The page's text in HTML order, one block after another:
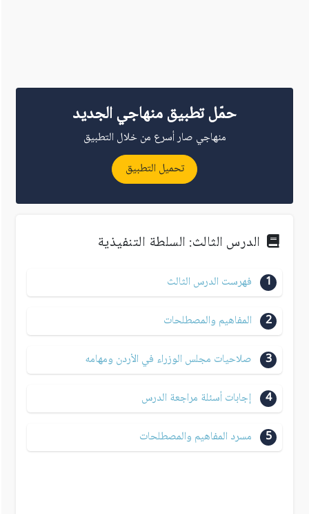
حمّل تطبيق منهاجي الجديد
منهاجي صار أسرع من خلال التطبيق
تحميل التطبيق
الدرس الثالث: السلطة التنفيذية
1 فهرست الدرس الثالث
2 المفاهيم والمصطلحات
3 صلاحيات مجلس الوزراء في الأردن ومهامه
4 إجابات أسئلة مراجعة الدرس
5 مسرد المفاهيم والمصطلحات